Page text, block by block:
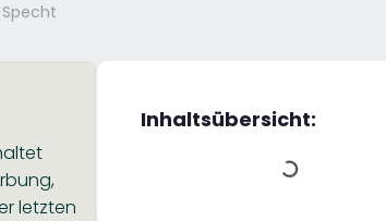
letzten
Inhaltsübersicht: